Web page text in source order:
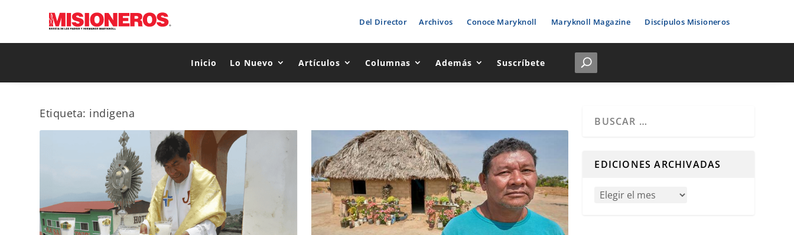
Del Director Archivos Conoce Maryknoll Maryknoll Magazine Discípulos Misioneros
Inicio Lo Nuevo Artículos Columnas Además Suscríbete
Etiqueta: indigena
EDICIONES ARCHIVADAS